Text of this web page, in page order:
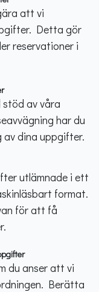
att vi
Detta gör
reservationer i
stöd av våra
har du
dina uppgifter.
utlämnade i ett
format.
för att få
du anser att vi
Berätta